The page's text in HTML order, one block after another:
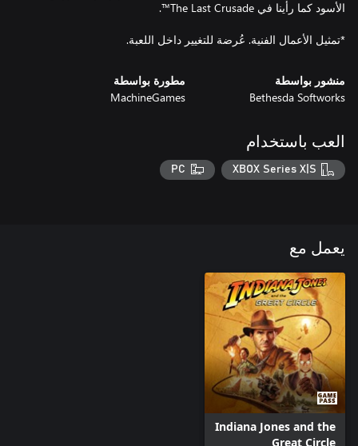
*تمثيل الأعمال الفنية. عُرضة للتغيير داخل اللعبة.
منشور بواسطة
Bethesda Softworks
مطورة بواسطة
MachineGames
العب باستخدام
XBOX Series X|S
PC
يعمل مع
Indiana Jones and the
Great Circle